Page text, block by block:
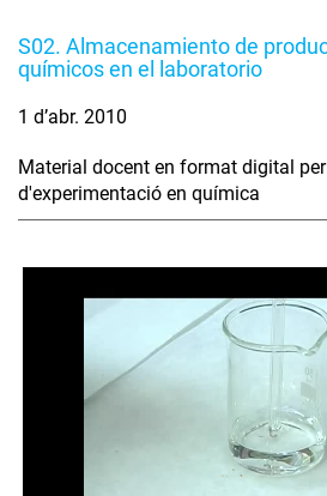
S02. Almacenamiento de
químicos en el laboratorio
1 d’abr. 2010
Material docent en format digital
d'experimentació en química